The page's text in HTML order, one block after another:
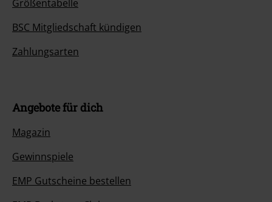
Größentabelle
BSC Mitgliedschaft kündigen
Zahlungsarten
Angebote für dich
Magazin
Gewinnspiele
EMP Gutscheine bestellen